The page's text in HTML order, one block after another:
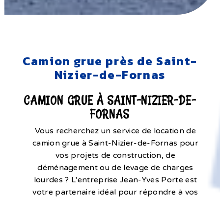
Camion grue près de Saint-
Nizier-de-Fornas
CAMION GRUE À SAINT-NIZIER-DE-
FORNAS
Vous recherchez un service de location de
camion grue à Saint-Nizier-de-Fornas pour
vos projets de construction, de
déménagement ou de levage de charges
lourdes ? L'entreprise Jean-Yves Porte est
votre partenaire idéal pour répondre à vos